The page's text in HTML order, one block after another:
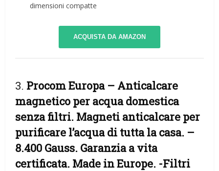
dimensioni compatte
ACQUISTA DA AMAZON
3. Procom Europa – Anticalcare
magnetico per acqua domestica
senza filtri. Magneti anticalcare per
purificare l’acqua di tutta la casa. –
8.400 Gauss. Garanzia a vita
certificata. Made in Europe. -Filtri